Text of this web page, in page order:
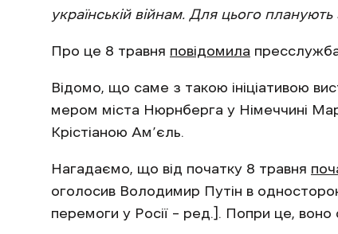
українській війнам. Для цього
Про це 8 травня повідомила
Відомо, що саме з такою ініціативою
мером міста Нюрнберга у Німеччині
Крістіаною Ам’єль.
Нагадаємо, що від початку 8 травня
оголосив Володимир Путін в
перемоги у Росії – ред.]. Попри це, воно